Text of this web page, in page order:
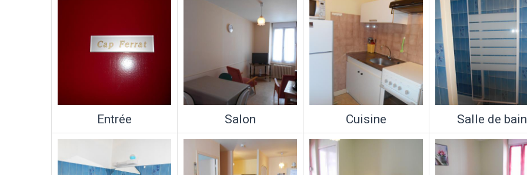
Entrée Salon Cuisine Salle de bain